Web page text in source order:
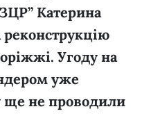
Катерина
реконструкцію
Угоду на
уже
ще не проводили